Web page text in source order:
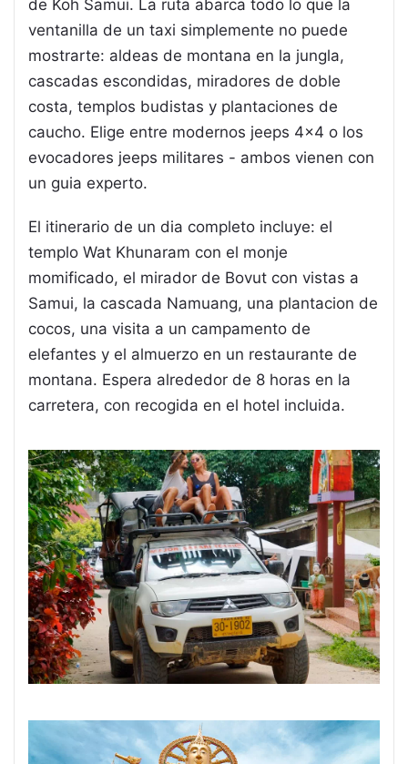
de Koh Samui. La ruta abarca todo lo que la
ventanilla de un taxi simplemente no puede
mostrarte: aldeas de montana en la jungla,
cascadas escondidas, miradores de doble
costa, templos budistas y plantaciones de
caucho. Elige entre modernos jeeps 4x4 o los
evocadores jeeps militares - ambos vienen con
un guia experto.
El itinerario de un dia completo incluye: el
templo Wat Khunaram con el monje
momificado, el mirador de Bovut con vistas a
Samui, la cascada Namuang, una plantacion de
cocos, una visita a un campamento de
elefantes y el almuerzo en un restaurante de
montana. Espera alrededor de 8 horas en la
carretera, con recogida en el hotel incluida.